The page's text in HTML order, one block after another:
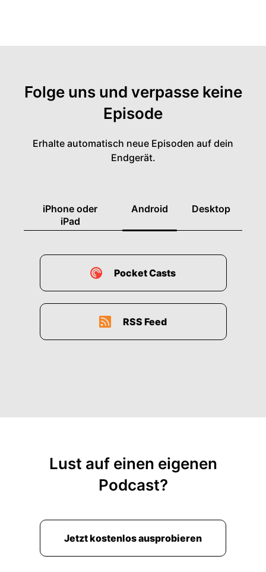
Folge uns und verpasse keine
Episode
Erhalte automatisch neue Episoden auf dein
Endgerät.
iPhone oder
iPad
Android Desktop
Pocket Casts
RSS Feed
Lust auf einen eigenen
Podcast?
Jetzt kostenlos ausprobieren